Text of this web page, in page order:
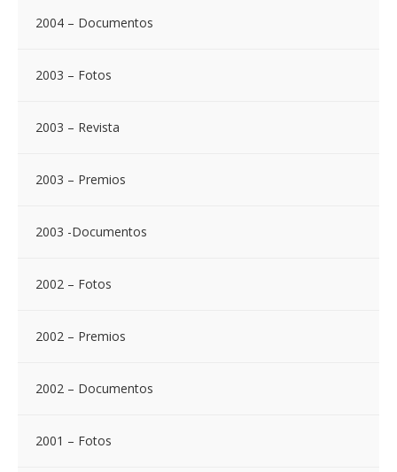
2004 – Documentos
2003 – Fotos
2003 – Revista
2003 – Premios
2003 -Documentos
2002 – Fotos
2002 – Premios
2002 – Documentos
2001 – Fotos